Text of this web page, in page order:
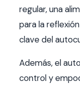
regular, una
para la
clave del
Además, el
control y